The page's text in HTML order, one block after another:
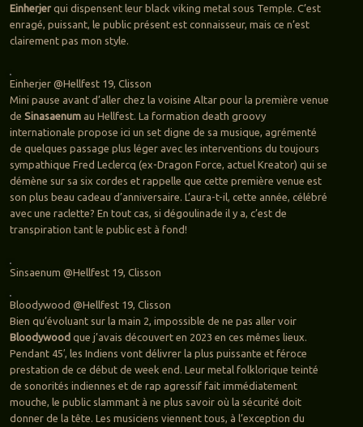
Einherjer qui dispensent leur black viking metal sous Temple. C’est
enragé, puissant, le public présent est connaisseur, mais ce n’est
clairement pas mon style.
Einherjer @Hellfest 19, Clisson
Mini pause avant d’aller chez la voisine Altar pour la première venue
de Sinasaenum au Hellfest. La formation death groovy
internationale propose ici un set digne de sa musique, agrémenté
de quelques passage plus léger avec les interventions du toujours
sympathique Fred Leclercq (ex-Dragon Force, actuel Kreator) qui se
démène sur sa six cordes et rappelle que cette première venue est
son plus beau cadeau d’anniversaire. L’aura-t-il, cette année, célébré
avec une raclette? En tout cas, si dégoulinade il y a, c’est de
transpiration tant le public est à fond!
Sinsaenum @Hellfest 19, Clisson
Bloodywood @Hellfest 19, Clisson
Bien qu’évoluant sur la main 2, impossible de ne pas aller voir
Bloodywood que j’avais découvert en 2023 en ces mêmes lieux.
Pendant 45′, les Indiens vont délivrer la plus puissante et féroce
prestation de ce début de week end. Leur metal folklorique teinté
de sonorités indiennes et de rap agressif fait immédiatement
mouche, le public slammant à ne plus savoir où la sécurité doit
donner de la tête. Les musiciens viennent tous, à l’exception du